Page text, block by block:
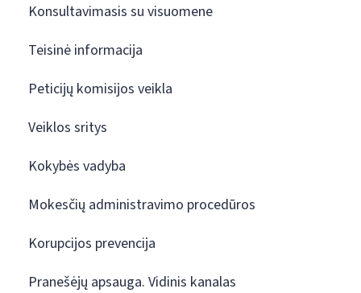
Konsultavimasis su visuomene
Teisinė informacija
Peticijų komisijos veikla
Veiklos sritys
Kokybės vadyba
Mokesčių administravimo procedūros
Korupcijos prevencija
Pranešėjų apsauga. Vidinis kanalas